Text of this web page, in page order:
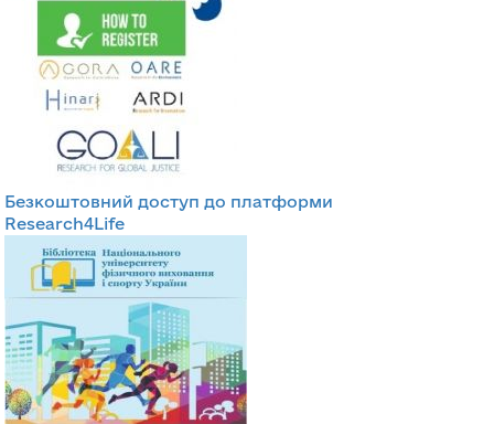
Безкоштовний доступ до платформи
Research4Life